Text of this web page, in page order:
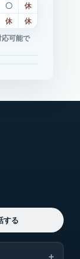
〇
休
休 休
可能で
する